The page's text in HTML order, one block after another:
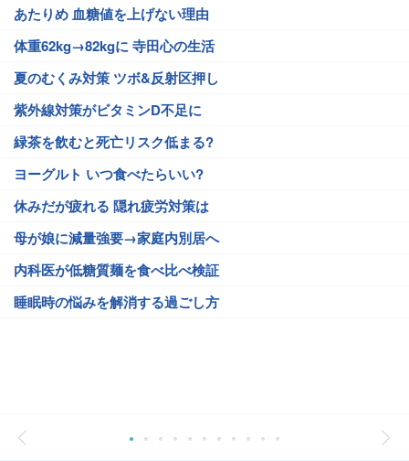
あたりめ 血糖値を上げない理由
体重62kg→82kgに 寺田心の生活
夏のむくみ対策 ツボ&反射区押し
紫外線対策がビタミンD不足に
緑茶を飲むと死亡リスク低まる?
ヨーグルト いつ食べたらいい?
休みだが疲れる 隠れ疲労対策は
母が娘に減量強要→家庭内別居へ
内科医が低糖質麺を食べ比べ検証
睡眠時の悩みを解消する過ごし方